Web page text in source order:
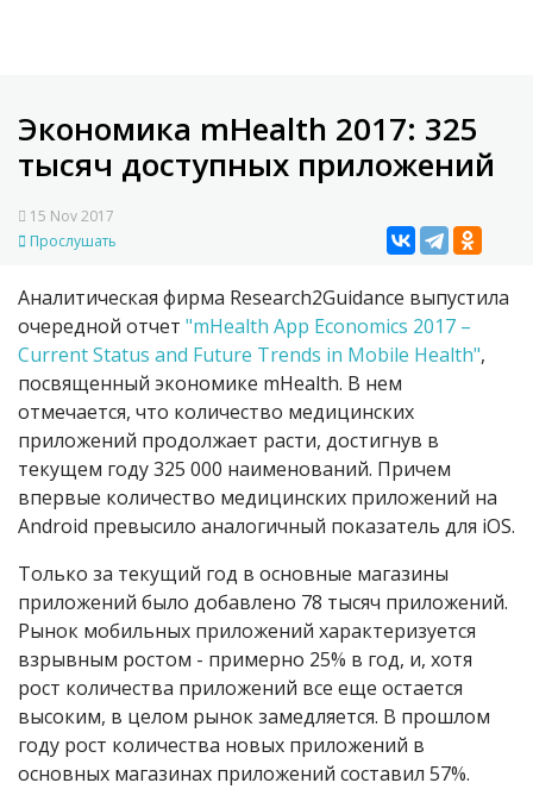
Экономика mHealth 2017: 325
тысяч доступных приложений
15 Nov 2017
Прослушать
Аналитическая фирма Research2Guidance выпустила
очередной отчет "mHealth App Economics 2017 –
Current Status and Future Trends in Mobile Health",
посвященный экономике mHealth. В нем
отмечается, что количество медицинских
приложений продолжает расти, достигнув в
текущем году 325 000 наименований. Причем
впервые количество медицинских приложений на
Android превысило аналогичный показатель для iOS.
Только за текущий год в основные магазины
приложений было добавлено 78 тысяч приложений.
Рынок мобильных приложений характеризуется
взрывным ростом - примерно 25% в год, и, хотя
рост количества приложений все еще остается
высоким, в целом рынок замедляется. В прошлом
году рост количества новых приложений в
основных магазинах приложений составил 57%.